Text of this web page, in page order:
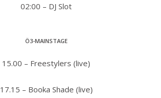
02:00 – DJ Slot
Ö3-MAINSTAGE
15.00 – Freestylers (live)
17.15 – Booka Shade (live)